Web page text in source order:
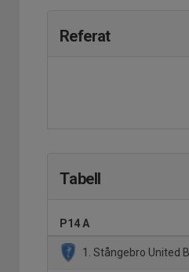
Referat
Tabell
P14 A
1. Stångebro United